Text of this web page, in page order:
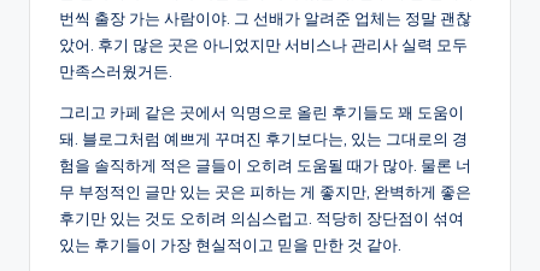
번씩 출장 가는 사람이야. 그 선배가 알려준 업체는 정말 괜찮
았어. 후기 많은 곳은 아니었지만 서비스나 관리사 실력 모두
만족스러웠거든.
그리고 카페 같은 곳에서 익명으로 올린 후기들도 꽤 도움이
돼. 블로그처럼 예쁘게 꾸며진 후기보다는, 있는 그대로의 경
험을 솔직하게 적은 글들이 오히려 도움될 때가 많아. 물론 너
무 부정적인 글만 있는 곳은 피하는 게 좋지만, 완벽하게 좋은
후기만 있는 것도 오히려 의심스럽고. 적당히 장단점이 섞여
있는 후기들이 가장 현실적이고 믿을 만한 것 같아.